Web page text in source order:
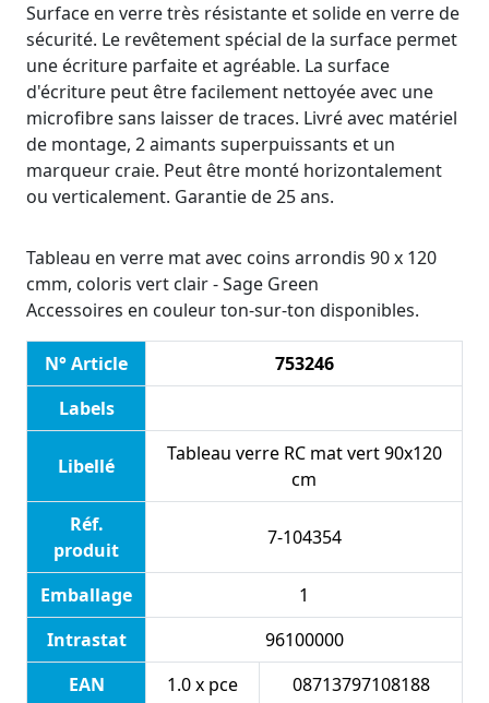
Surface en verre très résistante et solide en verre de
sécurité. Le revêtement spécial de la surface permet
une écriture parfaite et agréable. La surface
d'écriture peut être facilement nettoyée avec une
microfibre sans laisser de traces. Livré avec matériel
de montage, 2 aimants superpuissants et un
marqueur craie. Peut être monté horizontalement
ou verticalement. Garantie de 25 ans.
Tableau en verre mat avec coins arrondis 90 x 120
cmm, coloris vert clair - Sage Green
Accessoires en couleur ton-sur-ton disponibles.
N° Article
753246
Labels
Libellé
Tableau verre RC mat vert 90x120
cm
Réf.
produit
7-104354
Emballage
1
Intrastat
96100000
EAN
1.0 x pce 08713797108188